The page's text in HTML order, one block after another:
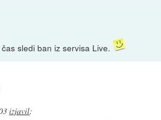
sledi ban iz servisa Live.
izjavil: